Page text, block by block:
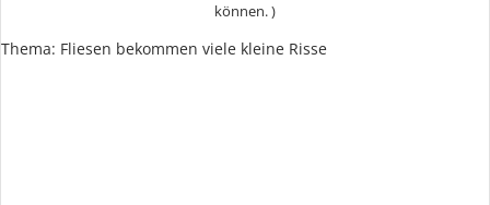
können. )
Thema: Fliesen bekommen viele kleine Risse